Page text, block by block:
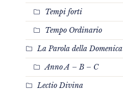
Tempi forti
Tempo Ordinario
La Parola della Domenica
Anno A – B – C
Lectio Divina